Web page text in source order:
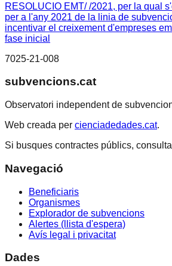
RESOLUCIO EMT/ /2021, per la qual
per a l'any 2021 de la linia de
incentivar el creixement d'empreses
fase inicial
7025-21-008
subvencions.cat
Observatori independent de
Web creada per cienciadedades.cat.
Si busques contractes públics, consulta
Navegació
Beneficiaris
Organismes
Explorador de subvencions
Alertes (llista d'espera)
Avís legal i privacitat
Dades